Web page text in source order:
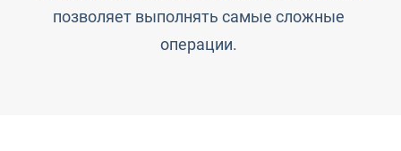
позволяет выполнять самые сложные
операции.